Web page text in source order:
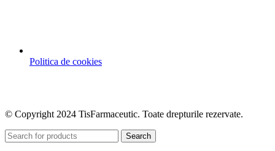
Politica de cookies
© Copyright 2024 TisFarmaceutic. Toate drepturile rezervate.
Search